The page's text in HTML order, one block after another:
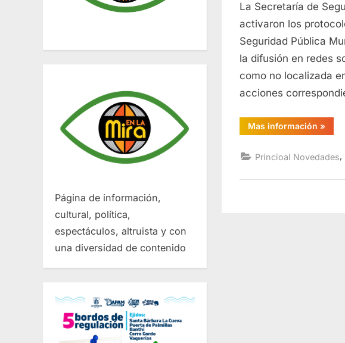
La Secretaría de
activaron los
Seguridad Pública
la difusión en redes
como no localizada
acciones
Mas información
a
como
»
Princioal Novedades,
Página de información,
cultural, política,
espectáculos, altruista y con
una diversidad de contenido